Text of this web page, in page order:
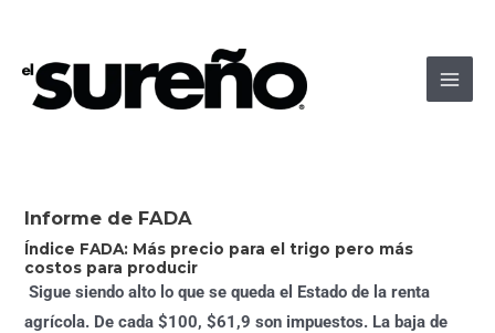
contenido
Informe de FADA
Índice FADA: Más precio para el trigo pero más
costos para producir
Sigue siendo alto lo que se queda el Estado de la renta
agrícola. De cada $100, $61,9 son impuestos. La baja de
entradas